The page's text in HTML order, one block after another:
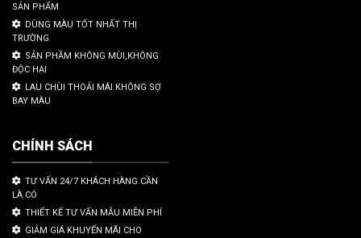
SẢN PHẨM
DÙNG MÀU TỐT NHẤT THỊ
TRƯỜNG
SẢN PHẦM KHÔNG MÙI,KHÔNG
ĐỘC HẠI
LAU CHÙI THOẢI MÁI KHÔNG SỢ
BAY MÀU
CHÍNH SÁCH
TƯ VẤN 24/7 KHÁCH HÀNG CẦN
LÀ CÓ
THIẾT KẾ TƯ VẤN MẪU MIỄN PHÍ
GIẢM GIÁ KHUYẾN MÃI CHO